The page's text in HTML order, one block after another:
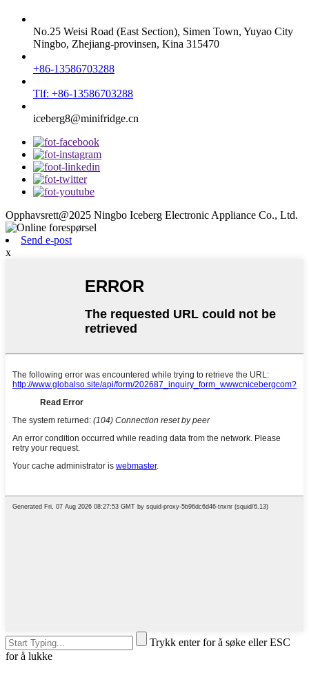
No.25 Weisi Road (East Section), Simen Town, Yuyao City
Ningbo, Zhejiang-provinsen, Kina 315470
+86-13586703288
Tlf: +86-13586703288
iceberg8@minifridge.cn
Opphavsrett@2025 Ningbo Iceberg Electronic Appliance Co., Ltd.
Send e-post
x
Trykk enter for å søke eller ESC
for å lukke